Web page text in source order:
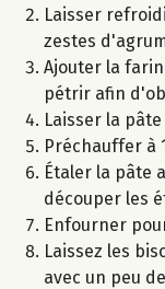
Laisser
zestes
Ajouter la
pétrir afin
Laisser la
Préchauffer à
Étaler la pâte
découper les
Enfourner
Laissez les
avec un peu